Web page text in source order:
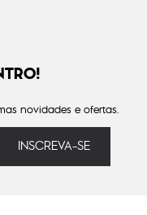
novidades e ofertas.